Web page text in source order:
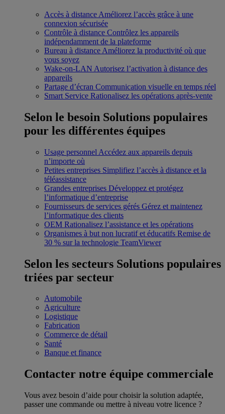
Accès à distance Améliorez l’accès grâce à une
connexion sécurisée
Contrôle à distance Contrôlez les appareils
indépendamment de la plateforme
Bureau à distance Améliorez la productivité où que
vous soyez
Wake-on-LAN Autorisez l’activation à distance des
appareils
Partage d’écran Communication visuelle en temps réel
Smart Service Rationalisez les opérations après-vente
Selon le besoin Solutions populaires
pour les différentes équipes
Usage personnel Accédez aux appareils depuis
n’importe où
Petites entreprises Simplifiez l’accès à distance et la
téléassistance
Grandes entreprises Développez et protégez
l’informatique d’entreprise
Fournisseurs de services gérés Gérez et maintenez
l’informatique des clients
OEM Rationalisez l’assistance et les opérations
Organismes à but non lucratif et éducatifs Remise de
30 % sur la technologie TeamViewer
Selon les secteurs Solutions populaires
triées par secteur
Automobile
Agriculture
Logistique
Fabrication
Commerce de détail
Santé
Banque et finance
Contacter notre équipe commerciale
Vous avez besoin d’aide pour choisir la solution adaptée,
passer une commande ou mettre à niveau votre licence ?